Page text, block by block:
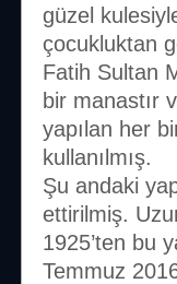
İletişim
güzel
çocukluktan
Fatih Sultan
bir manastır
yapılan her
kullanılmış.
Şu andaki
ettirilmiş.
1925’ten bu
Temmuz